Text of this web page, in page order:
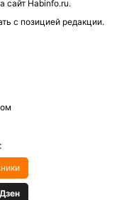
сайт Habinfo.ru.
с позицией редакции.
Дзен